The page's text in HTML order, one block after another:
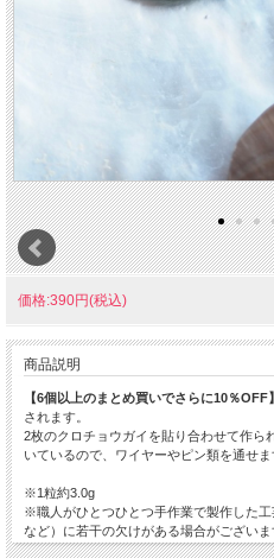
価格:390円(税込)
商品説明
【6個以上のまとめ買いでさらに10％OFF】
されます。
2枚のクロチョウガイを貼り合わせて作ら
いているので、ワイヤーやピン類を通せま
※1粒約3.0g
※職人がひとつひとつ手作業で製作した
など）に若干の欠けがある場合がございま
※天然素材ならではの風合いをネックレ